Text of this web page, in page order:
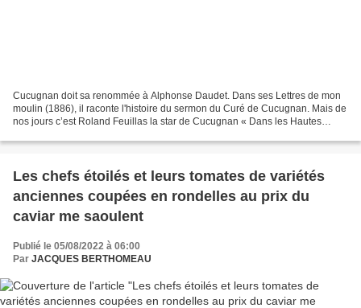
Cucugnan doit sa renommée à Alphonse Daudet. Dans ses Lettres de mon
moulin (1886), il raconte l'histoire du sermon du Curé de Cucugnan. Mais de
nos jours c’est Roland Feuillas la star de Cucugnan « Dans les Hautes
Les chefs étoilés et leurs tomates de variétés
anciennes coupées en rondelles au prix du
caviar me saoulent
Publié le 05/08/2022 à 06:00
Par JACQUES BERTHOMEAU